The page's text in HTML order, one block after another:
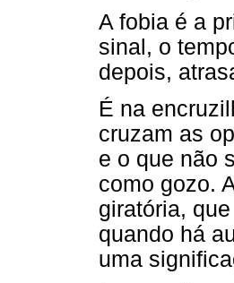
A fobia é a
sinal, o
depois,
É na
cruzam as
e o que não
como gozo.
giratória,
quando há
uma